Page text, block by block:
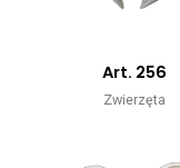
Art. 256
Zwierzęta